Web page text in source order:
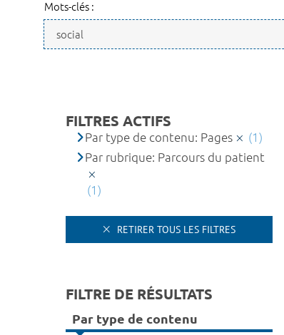
Mots-clés :
FILTRES ACTIFS
Par type de contenu: Pages
(1)
Par rubrique: Parcours du patient
(1)
RETIRER TOUS LES FILTRES
FILTRE DE RÉSULTATS
Par type de contenu